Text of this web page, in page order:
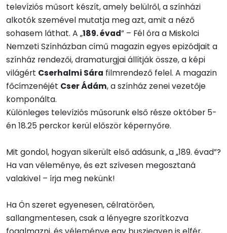
televíziós műsort készít, amely belülről, a színházi
alkotók szemével mutatja meg azt, amit a néző
sohasem láthat. A „189. évad” – Fél óra a Miskolci
Nemzeti Színházban című magazin egyes epizódjait a
színház rendezői, dramaturgjai állítják össze, a képi
világért Cserhalmi Sára filmrendező felel. A magazin
főcímzenéjét Cser Ádám, a színház zenei vezetője
komponálta.
Különleges televíziós műsorunk első része október 5-
én 18.25 perckor kerül először képernyőre.
Mit gondol, hogyan sikerült első adásunk, a „189. évad”?
Ha van véleménye, és ezt szívesen megosztaná
valakivel – írja meg nekünk!
Ha Ön szeret egyenesen, célratörően,
sallangmentesen, csak a lényegre szorítkozva